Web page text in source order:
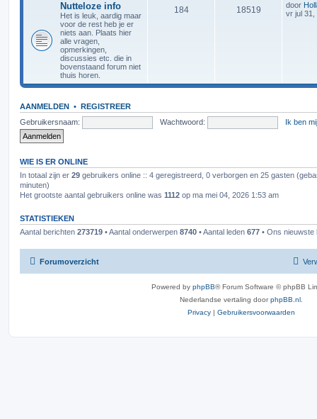
Nutteloze info
Het is leuk, aardig maar
voor de rest heb je er
niets aan. Plaats hier
alle vragen,
opmerkingen,
discussies etc. die in
bovenstaand forum niet
thuis horen.
184 18519 door
vr jul 31,
AANMELDEN • REGISTREER
Gebruikersnaam:
Wachtwoord: Ik ben
WIE IS ER ONLINE
In totaal zijn er 29 gebruikers online :: 4 geregistreerd, 0 verborgen en 25 gasten
minuten)
Het grootste aantal gebruikers online was 1112 op ma mei 04, 2026 1:53 am
STATISTIEKEN
Aantal berichten 273719 • Aantal onderwerpen 8740 • Aantal leden 677 • Ons nieuwste
Forumoverzicht
Powered by phpBB® Forum Software © phpBB
Nederlandse vertaling doorphpBB.nl.
Privacy| Gebruikersvoorwaarden